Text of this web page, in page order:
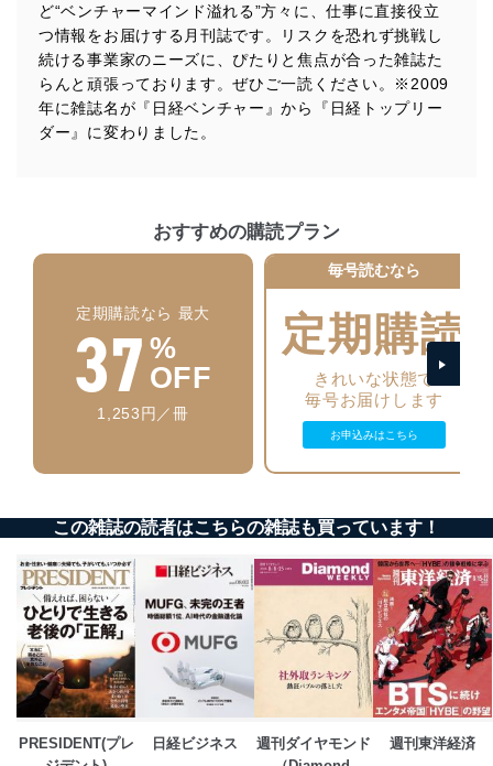
法令遵守
当社は、個人情報に関連する法令、国が定める指針及び
その他の規範を遵守します。また、当社の管理の仕組み
に、これらの法令及びその他の規範を常に適合させま
す。
に、下記セキュリティ対策をはじめとする安全対策を実
施し、個人情報の漏えい、滅失またはき損の防止及び是
個人データを取り扱うことのできる機器及び当該
機器を取り扱う従業者を明確化し、 個人データへ
の不要なアクセスを防止しています。
機器に標準装備されているユーザー制御機能（ユ
ーザーアカウント制御）により、個人情報データ
ベース等を取り扱う情報システムを使用する従業
外部からの不正アクセス等の防止
システムを最新の状態に保持しています。
個人データを取り扱う機器等にセキュリティ対策
ソフトウェア等を導入し、自動更新 機能等の活用
により、これを最新状態としています。
情報システムの使用に伴う漏洩等の防止
メール等により個人データの含まれるファイルを
送信する場合に、当該ファイルへのパスワードを
設定しています。
ど“ベンチャーマインド溢れる”方々に、仕事に直接役立
つ情報をお届けする月刊誌です。リスクを恐れず挑戦し
続ける事業家のニーズに、ぴたりと焦点が合った雑誌た
らんと頑張っております。ぜひご一読ください。※2009
年に雑誌名が『日経ベンチャー』から『日経トップリー
ダー』に変わりました。
おすすめの購読プラン
定期購読なら 最大
37 %
OFF
1,253円／冊
毎号読むなら
定期購読
きれいな状態で
毎号お届けします
お申込みはこちら
この雑誌の読者はこちらの雑誌も買っています！
PRESIDENT(プレ
日経ビジネス
週刊ダイヤモンド
週刊東洋経済